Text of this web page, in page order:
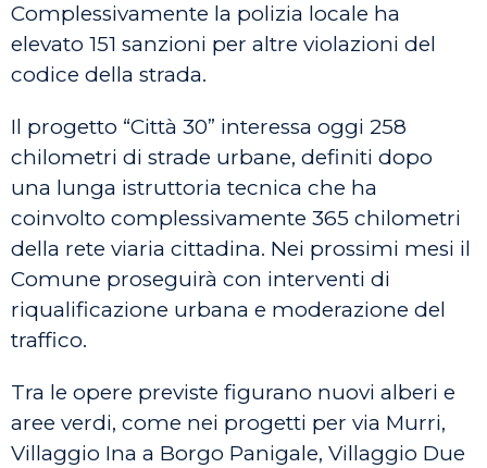
Complessivamente la polizia locale ha
elevato 151 sanzioni per altre violazioni del
codice della strada.
Il progetto “Città 30” interessa oggi 258
chilometri di strade urbane, definiti dopo
una lunga istruttoria tecnica che ha
coinvolto complessivamente 365 chilometri
della rete viaria cittadina. Nei prossimi mesi il
Comune proseguirà con interventi di
riqualificazione urbana e moderazione del
traffico.
Tra le opere previste figurano nuovi alberi e
aree verdi, come nei progetti per via Murri,
Villaggio Ina a Borgo Panigale, Villaggio Due